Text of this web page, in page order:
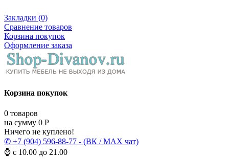
Закладки (0)
Сравнение товаров
Корзина покупок
Оформление заказа
Корзина покупок
0 товаров
на сумму 0 Р
Ничего не куплено!
✆ +7 (904) 596-88-77 - (ВК / MAX чат)
⌚ с 10.00 до 21.00